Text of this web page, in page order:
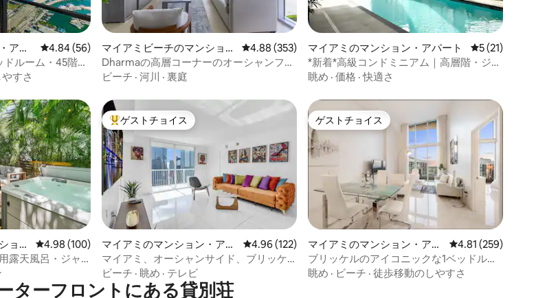
評価
アパ
レビュー56件、5つ星中4.84つ星の平均評価
4.84 (56)
ルーム・45階・
すさ
マイアミビーチのマンショ
ン・アパート
レビュー353件、5つ星中4.88つ星の平均評価
4.88 (353)
Dharmaの高層コーナーのオーシャンフロ
ントの1ベッドルームのアパート
ビーチ · 河川 · 裏庭
マイアミのマンション・アパート レビュー21件、5
5 (21)
*新着*高級コンドミニアム｜高層階・ジ
ム・プール・
眺め · 価格 ·快適さ
均評価
です。
ョ
レビュー100件、5つ星中4.98つ星の平均評価
4.98 (100)
露天風呂・ジャ
大好評のゲストチョイスです。
ゲストチョイス
マイアミのマンション・アパ
ート
レビュー122件、5つ星中4.96つ星の平均評価
4.96 (122)
マイアミ、オーシャンサイド、ブリッケ
ルにあるコンドミニアム、39、プール、
無料駐車場
ビーチ · 眺め · テレビ
ゲストチョイス
ゲストチョイス
マイアミのマンション・アパ
ート
レビュー259件、5つ
4.81 (259)
ブリッケルのアイコニックな1ベッドルー
ム｜Wタワー、天井高約4.9メートル
眺め · ビーチ · 徒歩移動のしやすさ
ターフロントにある貸別荘